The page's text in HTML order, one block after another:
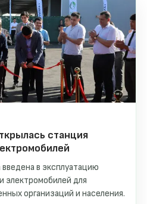
станция
в эксплуатацию
электромобилей для
организаций и населения.